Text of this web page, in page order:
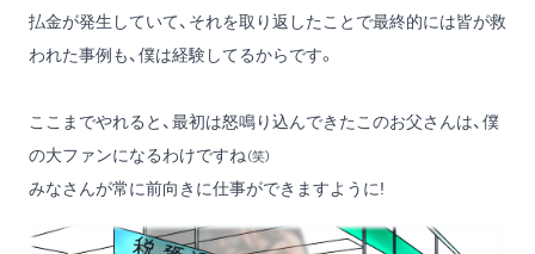
払金が発生していて、それを取り返したことで最終的には皆が救
われた事例も、僕は経験してるからです。
ここまでやれると、最初は怒鳴り込んできたこのお父さんは、僕
の大ファンになるわけですね（笑）
みなさんが常に前向きに仕事ができますように!